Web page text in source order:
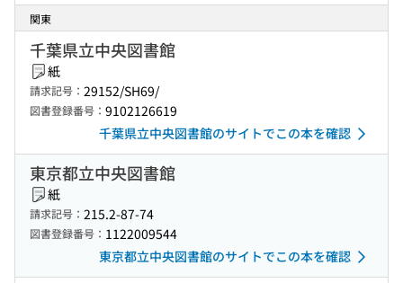
関東
千葉県立中央図書館
紙
請求記号： 29152/SH69/
図書登録番号： 9102126619
千葉県立中央図書館のサイトでこの本を確認
東京都立中央図書館
紙
請求記号： 215.2-87-74
図書登録番号： 1122009544
東京都立中央図書館のサイトでこの本を確認